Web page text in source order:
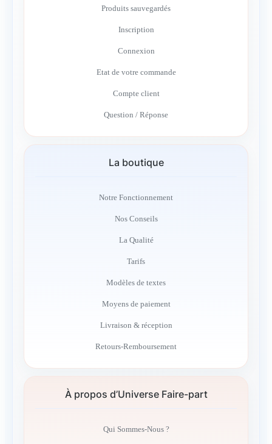
Produits sauvegardés
Inscription
Connexion
Etat de votre commande
Compte client
Question / Réponse
La boutique
Notre Fonctionnement
Nos Conseils
La Qualité
Tarifs
Modèles de textes
Moyens de paiement
Livraison & réception
Retours-Remboursement
À propos d’Universe Faire-part
Qui Sommes-Nous ?